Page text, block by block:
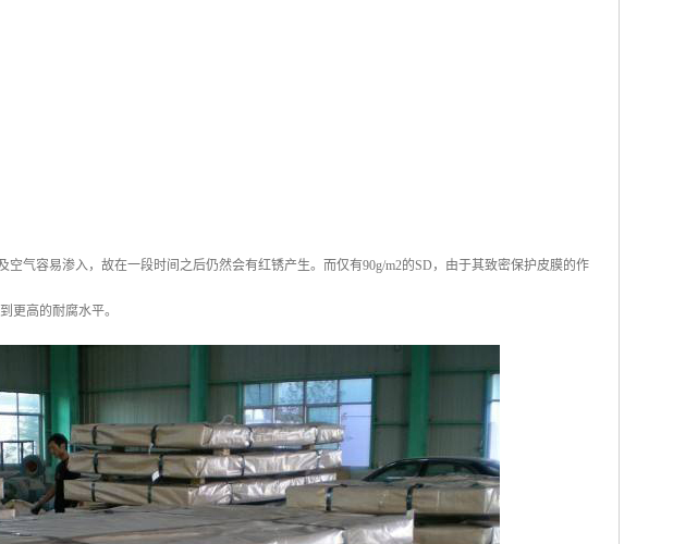
气容易渗入，故在一段时间之后仍然会有红锈产生。而仅有90g/m2的SD，由于其致密保护皮膜的作
更高的耐腐水平。